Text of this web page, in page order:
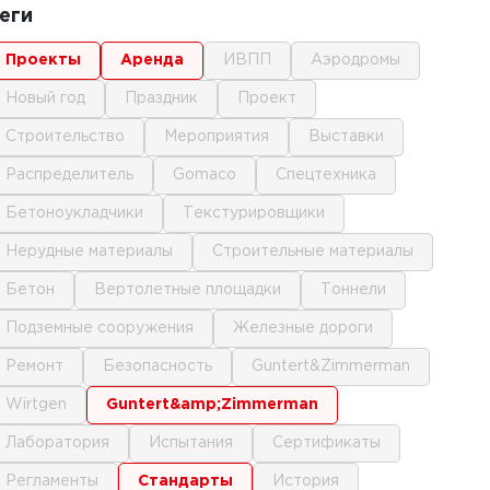
проекты аренда ИВПП аэродромы
новый год праздник проект
строительство мероприятия выставки
распределитель gomaco спецтехника
бетоноукладчики текстурировщики
нерудные материалы строительные материалы
бетон вертолетные площадки тоннели
подземные сооружения железные дороги
ремонт безопасность Guntert&Zimmerman
Wirtgen Guntert&amp;Zimmerman
лаборатория испытания сертификаты
регламенты стандарты история